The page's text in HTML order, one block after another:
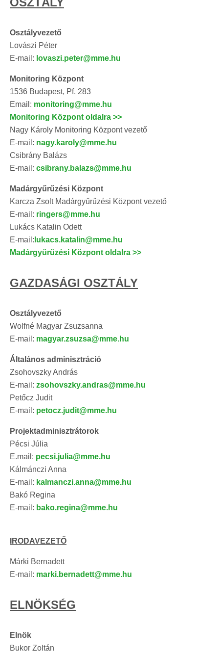
Osztályvezető
Lovászi Péter
E-mail: lovaszi.peter@mme.hu
Monitoring Központ
1536 Budapest, Pf. 283
Email: monitoring@mme.hu
Monitoring Központ oldalra >>
Nagy Károly Monitoring Központ vezető
E-mail: nagy.karoly@mme.hu
Csibrány Balázs
E-mail: csibrany.balazs@mme.hu
Madárgyűrűzési Központ
Karcza Zsolt Madárgyűrűzési Központ vezető
E-mail: ringers@mme.hu
Lukács Katalin Odett
E-mail: lukacs.katalin@mme.hu
Madárgyűrűzési Központ oldalra >>
GAZDASÁGI OSZTÁLY
Osztályvezető
Wolfné Magyar Zsuzsanna
E-mail: magyar.zsuzsa@mme.hu
Általános adminisztráció
Zsohovszky András
E-mail: zsohovszky.andras@mme.hu
Petőcz Judit
E-mail: petocz.judit@mme.hu
Projektadminisztrátorok
Pécsi Júlia
E.mail: pecsi.julia@mme.hu
Kálmánczi Anna
E-mail: kalmanczi.anna@mme.hu
Bakó Regina
E-mail: bako.regina@mme.hu
IRODAVEZETŐ
Márki Bernadett
E-mail: marki.bernadett@mme.hu
ELNÖKSÉG
Elnök
Bukor Zoltán